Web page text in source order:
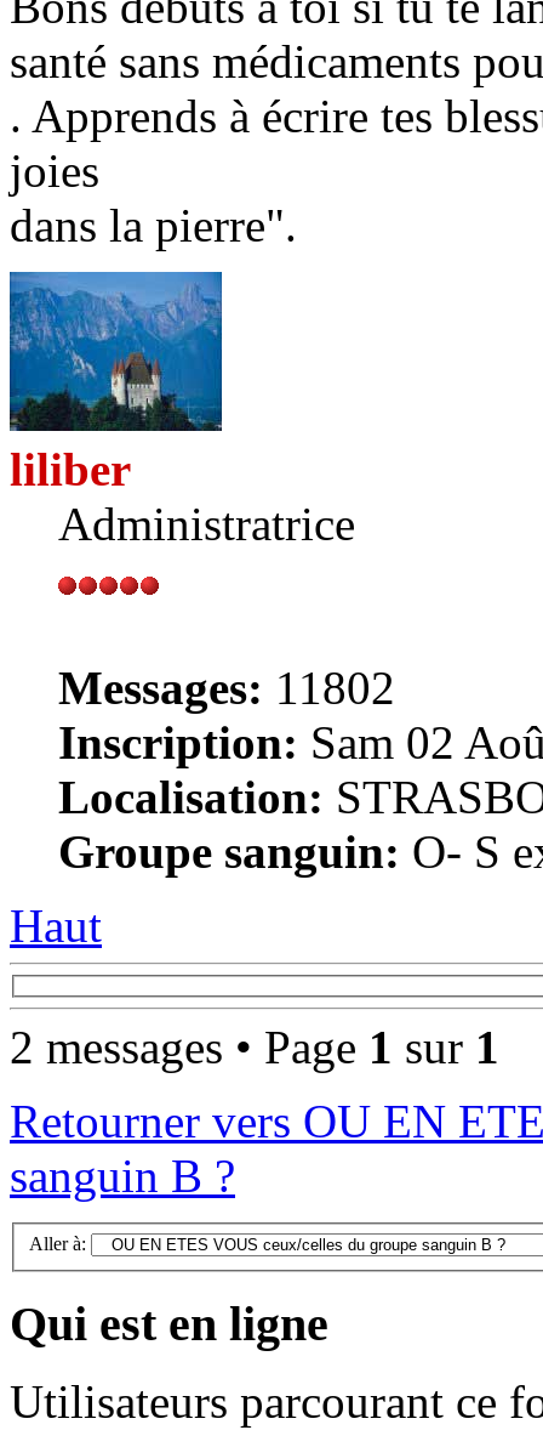
santé sans médicaments
. Apprends à écrire tes
joies
dans la pierre".
liliber
Administratrice
Messages: 11802
Inscription: Sam 02
Localisation:
Groupe sanguin: O- S
Haut
2 messages • Page 1 sur 1
Retourner vers OU EN
sanguin B ?
Aller à:
Qui est en ligne
Utilisateurs parcourant ce